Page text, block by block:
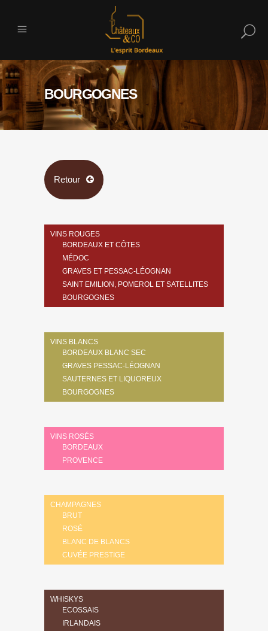
BOURGOGNES
Retour
VINS ROUGES
BORDEAUX ET CÔTES
MÉDOC
GRAVES ET PESSAC-LÉOGNAN
SAINT EMILION, POMEROL ET SATELLITES
BOURGOGNES
VINS BLANCS
BORDEAUX BLANC SEC
GRAVES PESSAC-LÉOGNAN
SAUTERNES ET LIQUOREUX
BOURGOGNES
VINS ROSÉS
BORDEAUX
PROVENCE
CHAMPAGNES
BRUT
ROSÉ
BLANC DE BLANCS
CUVÉE PRESTIGE
WHISKYS
ECOSSAIS
IRLANDAIS